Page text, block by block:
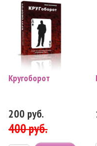
Кругоборот
200 руб.
400 руб.